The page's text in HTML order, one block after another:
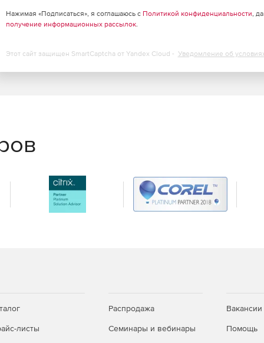
для голосовых и видео функций, включая сбор
между Skype for Business Server и технологией
к мероприятию, пользователи могут
единого входа в Office.
(управление докладами и
Нажимая «Подписаться», я соглашаюсь с Политикой конфиденциальности,
получение информационных рассылок.
Этот сайт защищен SmartCaptcha от Yandex Cloud - Уведомление об
листы
Распродажа
Семинары и вебинары
Вакансии
Помощь